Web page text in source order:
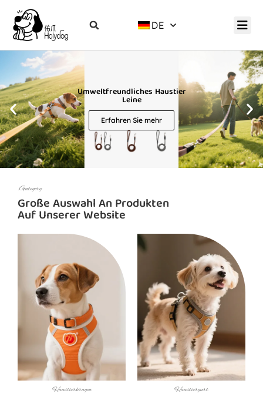
DE
Umweltfreundliches Haustier
Leine
Erfahren Sie mehr
.Gategory
Große Auswahl An Produkten
Auf Unserer Website
Haustierkragen Haustiergurt